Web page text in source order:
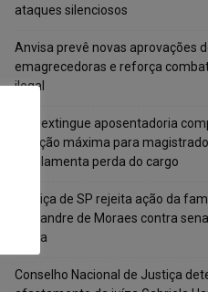
ataques silenciosos
Anvisa prevê novas aprovações
emagrecedoras e reforça
ilegal
CNJ extingue aposentadoria
punição máxima para
regulamenta perda do cargo
Justiça de SP rejeita ação da
Alexandre de Moraes contra
Vieira
Conselho Nacional de Justiça